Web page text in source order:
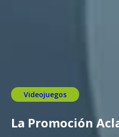
Videojuegos
La Promoción